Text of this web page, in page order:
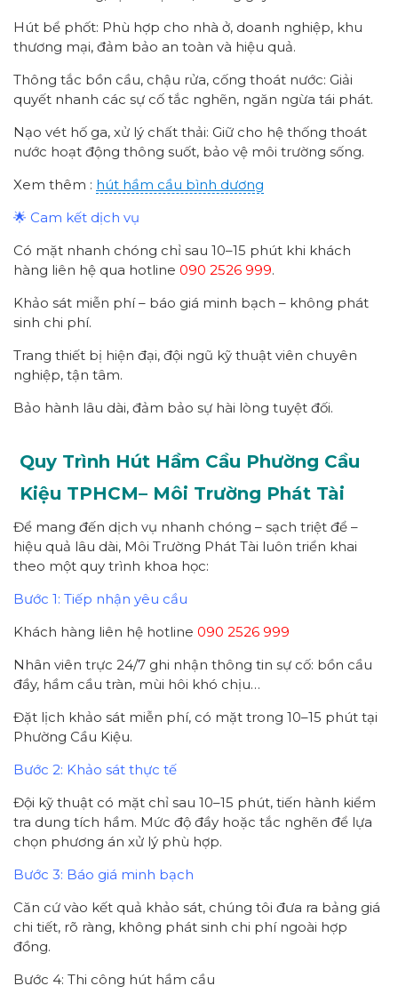
Hút bể phốt: Phù hợp cho nhà ở, doanh nghiệp, khu
thương mại, đảm bảo an toàn và hiệu quả.
Thông tắc bồn cầu, chậu rửa, cống thoát nước: Giải
quyết nhanh các sự cố tắc nghẽn, ngăn ngừa tái phát.
Nạo vét hố ga, xử lý chất thải: Giữ cho hệ thống thoát
nước hoạt động thông suốt, bảo vệ môi trường sống.
Xem thêm : hút hầm cầu bình dương
🌟 Cam kết dịch vụ
Có mặt nhanh chóng chỉ sau 10–15 phút khi khách
hàng liên hệ qua hotline 090 2526 999.
Khảo sát miễn phí – báo giá minh bạch – không phát
sinh chi phí.
Trang thiết bị hiện đại, đội ngũ kỹ thuật viên chuyên
nghiệp, tận tâm.
Bảo hành lâu dài, đảm bảo sự hài lòng tuyệt đối.
Quy Trình Hút Hầm Cầu Phường Cầu
Kiệu TPHCM– Môi Trường Phát Tài
Để mang đến dịch vụ nhanh chóng – sạch triệt để –
hiệu quả lâu dài, Môi Trường Phát Tài luôn triển khai
theo một quy trình khoa học:
Bước 1: Tiếp nhận yêu cầu
Khách hàng liên hệ hotline 090 2526 999
Nhân viên trực 24/7 ghi nhận thông tin sự cố: bồn cầu
đầy, hầm cầu tràn, mùi hôi khó chịu…
Đặt lịch khảo sát miễn phí, có mặt trong 10–15 phút tại
Phường Cầu Kiệu.
Bước 2: Khảo sát thực tế
Đội kỹ thuật có mặt chỉ sau 10–15 phút, tiến hành kiểm
tra dung tích hầm. Mức độ đầy hoặc tắc nghẽn để lựa
chọn phương án xử lý phù hợp.
Bước 3: Báo giá minh bạch
Căn cứ vào kết quả khảo sát, chúng tôi đưa ra bảng giá
chi tiết, rõ ràng, không phát sinh chi phí ngoài hợp
đồng.
Bước 4: Thi công hút hầm cầu